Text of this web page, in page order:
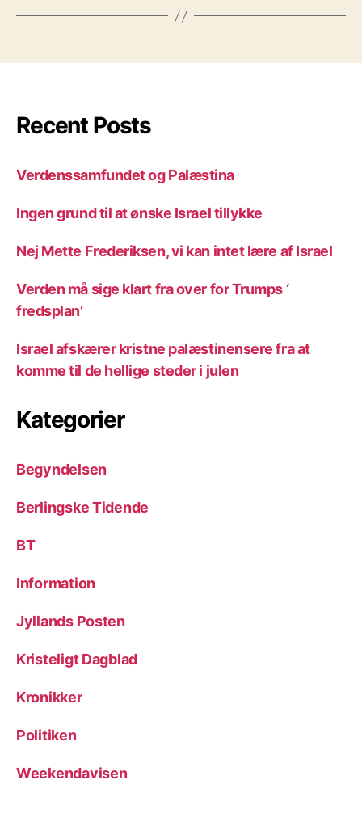
Recent Posts
Verdenssamfundet og Palæstina
Ingen grund til at ønske Israel tillykke
Nej Mette Frederiksen, vi kan intet lære af Israel
Verden må sige klart fra over for Trumps ‘
fredsplan’
Israel afskærer kristne palæstinensere fra at
komme til de hellige steder i julen
Kategorier
Begyndelsen
Berlingske Tidende
BT
Information
Jyllands Posten
Kristeligt Dagblad
Kronikker
Politiken
Weekendavisen